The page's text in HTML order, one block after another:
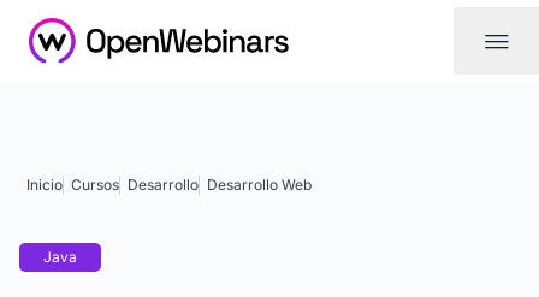
|||
Inicio Cursos Desarrollo Desarrollo Web
Java